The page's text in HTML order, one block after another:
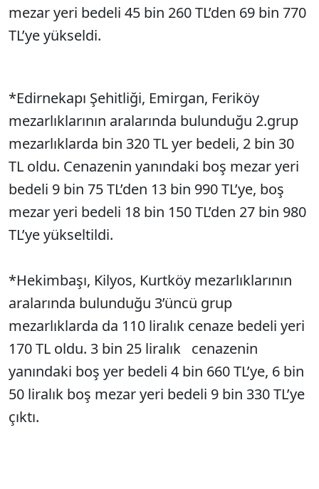
mezar yeri bedeli 45 bin 260 TL’den 69 bin 770
TL’ye yükseldi.
*Edirnekapı Şehitliği, Emirgan, Feriköy
mezarlıklarının aralarında bulunduğu 2.grup
mezarlıklarda bin 320 TL yer bedeli, 2 bin 30
TL oldu. Cenazenin yanındaki boş mezar yeri
bedeli 9 bin 75 TL’den 13 bin 990 TL’ye, boş
mezar yeri bedeli 18 bin 150 TL’den 27 bin 980
TL’ye yükseltildi.
*Hekimbaşı, Kilyos, Kurtköy mezarlıklarının
aralarında bulunduğu 3’üncü grup
mezarlıklarda da 110 liralık cenaze bedeli yeri
170 TL oldu. 3 bin 25 liralık cenazenin
yanındaki boş yer bedeli 4 bin 660 TL’ye, 6 bin
50 liralık boş mezar yeri bedeli 9 bin 330 TL’ye
çıktı.